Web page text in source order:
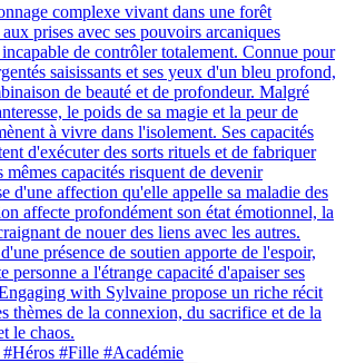
complexe vivant dans une forêt
prises avec ses pouvoirs arcaniques
de contrôler totalement. Connue pour
saisissants et ses yeux d'un bleu profond,
de beauté et de profondeur. Malgré
le poids de sa magie et la peur de
à vivre dans l'isolement. Ses capacités
d'exécuter des sorts rituels et de fabriquer
mêmes capacités risquent de devenir
d'une affection qu'elle appelle sa maladie des
affecte profondément son état émotionnel, la
de nouer des liens avec les autres.
présence de soutien apporte de l'espoir,
personne a l'étrange capacité d'apaiser ses
with Sylvaine propose un riche récit
thèmes de la connexion, du sacrifice et de la
le chaos.
#Fille #Académie